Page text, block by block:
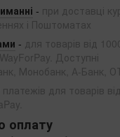
- при доставці
і Поштоматах
- для товарів від
Доступні
Монобанк, А-Банк,
для товарів
оплату